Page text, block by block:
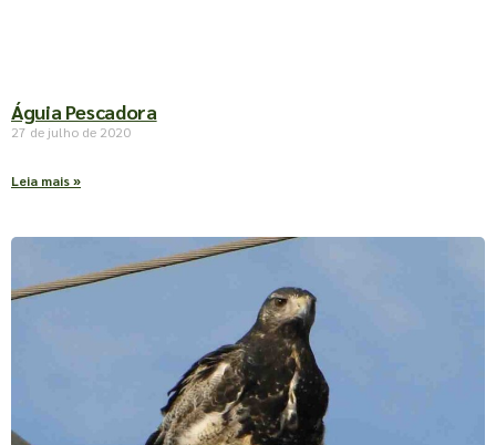
Águia Pescadora
27 de julho de 2020
Leia mais »